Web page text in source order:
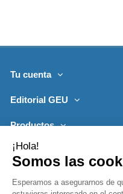
Tu cuenta
Editorial GEU
Productos
Lo más leído